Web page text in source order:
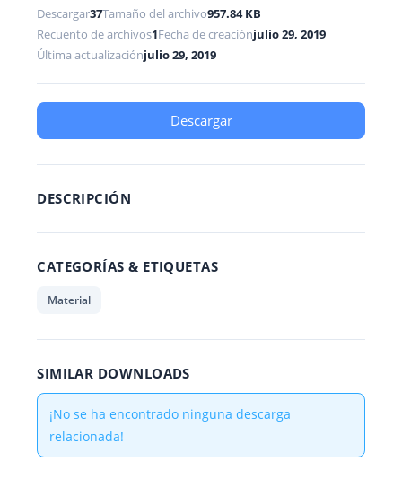
Descargar37Tamaño del archivo957.84 KB
Recuento de archivos1Fecha de creaciónjulio 29, 2019
Última actualizaciónjulio 29, 2019
Descargar
DESCRIPCIÓN
CATEGORÍAS & ETIQUETAS
Material
SIMILAR DOWNLOADS
¡No se ha encontrado ninguna descarga
relacionada!